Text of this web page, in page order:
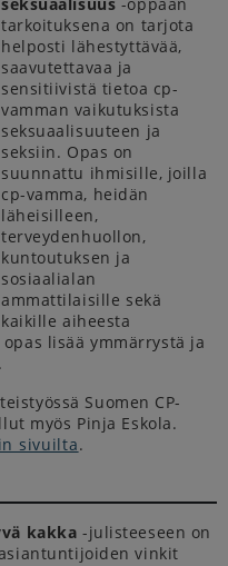
seksuaalisuus -oppaan
tarkoituksena on tarjota
helposti lähestyttävää,
saavutettavaa ja
sensitiivistä tietoa cp-
vamman vaikutuksista
seksuaalisuuteen ja
seksiin. Opas on
suunnattu ihmisille, joilla
cp-vamma, heidän
läheisilleen,
terveydenhuollon,
kuntoutuksen ja
sosiaalialan
ammattilaisille sekä
kaikille aiheesta
lisää ymmärrystä ja
Suomen CP-
myös Pinja Eskola.
sivuilta.
kakka -julisteeseen on
vinkit